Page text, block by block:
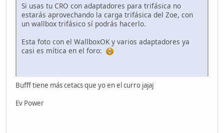
Si usas tu CRO con adaptadores para trifásica no
estarás aprovechando la carga trifásica del Zoe, con
un wallbox trifásico sí podrás hacerlo.
Esta foto con el WallboxOK y varios adaptadores ya
casi es mítica en el foro:
Bufff tiene más cetacs que yo en el curro jajaj
Ev Power